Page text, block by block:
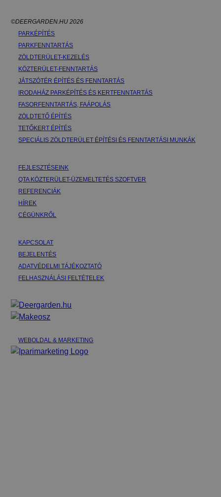
©DEERGARDEN.HU 2026
PARKÉPÍTÉS
PARKFENNTARTÁS
ZÖLDTERÜLET-KEZELÉS
KÖZTERÜLET-FENNTARTÁS
JÁTSZÓTÉR ÉPÍTÉS ÉS FENNTARTÁS
IRODAHÁZ PARKÉPÍTÉS ÉS KERTFENNTARTÁS
FASORFENNTARTÁS, FAÁPOLÁS
ZÖLDTETŐ ÉPÍTÉS
TETŐKERT ÉPÍTÉS
SPECIÁLIS ZÖLDTERÜLET ÉPÍTÉSI ÉS FENNTARTÁSI MUNKÁK
FEJLESZTÉSEINK
QTA KÖZTERÜLET-ÜZEMELTETÉS SZOFTVER
REFERENCIÁK
HÍREK
CÉGÜNKRŐL
KAPCSOLAT
BEJELENTÉS
ADATVÉDELMI TÁJÉKOZTATÓ
FELHASZNÁLÁSI FELTÉTELEK
WEBOLDAL & MARKETING